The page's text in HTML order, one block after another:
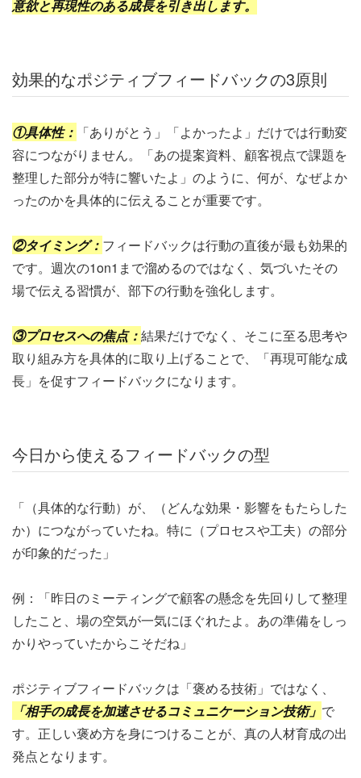
意欲と再現性のある成長を引き出します。
効果的なポジティブフィードバックの3原則
①具体性： 「ありがとう」「よかったよ」だけでは行動変
容につながりません。「あの提案資料、顧客視点で課題を
整理した部分が特に響いたよ」のように、何が、なぜよか
ったのかを具体的に伝えることが重要です。
②タイミング： フィードバックは行動の直後が最も効果的
です。週次の1on1まで溜めるのではなく、気づいたその
場で伝える習慣が、部下の行動を強化します。
③プロセスへの焦点：結果だけでなく、そこに至る思考や
取り組み方を具体的に取り上げることで、「再現可能な成
長」を促すフィードバックになります。
今日から使えるフィードバックの型
「（具体的な行動）が、（どんな効果・影響をもたらした
か）につながっていたね。特に（プロセスや工夫）の部分
が印象的だった」
例：「昨日のミーティングで顧客の懸念を先回りして整理
したこと、場の空気が一気にほぐれたよ。あの準備をしっ
かりやっていたからこそだね」
ポジティブフィードバックは「褒める技術」ではなく、
「相手の成長を加速させるコミュニケーション技術」 で
す。正しい褒め方を身につけることが、真の人材育成の出
発点となります。